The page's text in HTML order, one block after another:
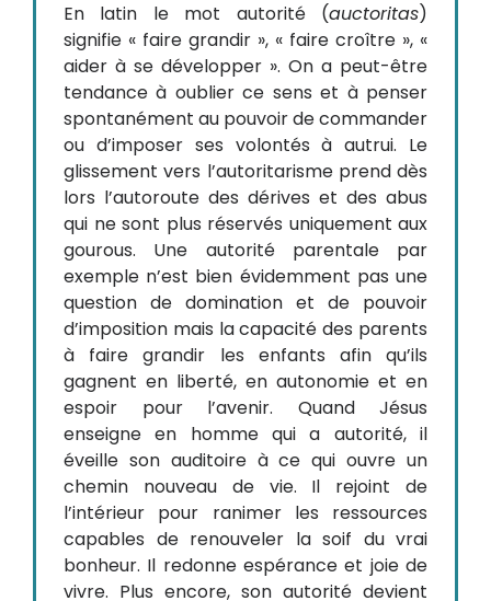
En latin le mot autorité (auctoritas)
signifie « faire grandir », « faire croître », «
aider à se développer ». On a peut-être
tendance à oublier ce sens et à penser
spontanément au pouvoir de commander
ou d’imposer ses volontés à autrui. Le
glissement vers l’autoritarisme prend dès
lors l’autoroute des dérives et des abus
qui ne sont plus réservés uniquement aux
gourous. Une autorité parentale par
exemple n’est bien évidemment pas une
question de domination et de pouvoir
d’imposition mais la capacité des parents
à faire grandir les enfants afin qu’ils
gagnent en liberté, en autonomie et en
espoir pour l’avenir. Quand Jésus
enseigne en homme qui a autorité, il
éveille son auditoire à ce qui ouvre un
chemin nouveau de vie. Il rejoint de
l’intérieur pour ranimer les ressources
capables de renouveler la soif du vrai
bonheur. Il redonne espérance et joie de
vivre. Plus encore, son autorité devient